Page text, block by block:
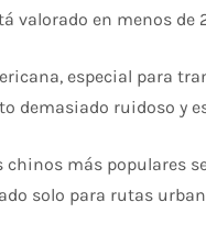
valorado en menos de
especial para
demasiado ruidoso y
más populares
solo para rutas